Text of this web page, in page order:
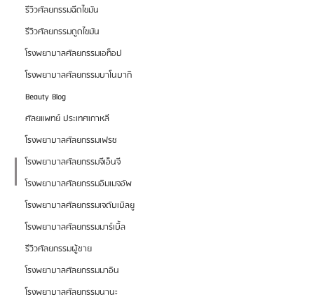
รีวิวศัลยกรรมฉีดไขมัน
รีวิวศัลยกรรมดูดไขมัน
โรงพยาบาลศัลยกรรมเอท็อป
โรงพยาบาลศัลยกรรมบาโนบากิ
Beauty Blog
ศัลยแพทย์ ประเทศเกาหลี
โรงพยาบาลศัลยกรรมเฟรช
โรงพยาบาลศัลยกรรมจีเอ็นจี
โรงพยาบาลศัลยกรรมอิมเมจอัพ
โรงพยาบาลศัลยกรรมเจดับเบิลยู
โรงพยาบาลศัลยกรรมมาร์เบิ้ล
รีวิวศัลยกรรมผู้ชาย
โรงพยาบาลศัลยกรรมมาอิน
โรงพยาบาลศัลยกรรมนานะ